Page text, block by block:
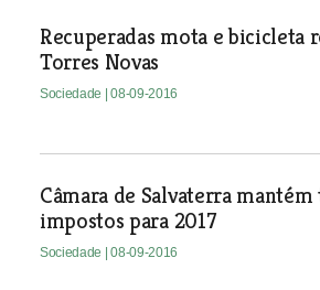
Recuperadas mota e bicicleta
Torres Novas
Sociedade | 08-09-2016
Câmara de Salvaterra mantém
impostos para 2017
Sociedade | 08-09-2016